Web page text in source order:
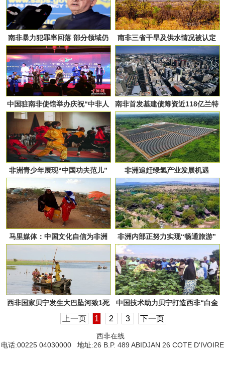
南非暴力犯罪率回落 部分领域仍
面临挑战
南非三省干旱及供水情况被认定
为国家灾难
中国驻南非使馆举办庆祝“中非人
文交流年”开幕活动
南非首发基建债筹资近118亿兰特
非洲青少年展现“中国功夫范儿” 非洲追赶绿氢产业发展机遇
马里媒体：中国文化自信为非洲
摆脱殖民枷锁提供启示
非洲内部正努力实现“畅通旅游”
西非国家贝宁发生大巴坠河致1死
44失踪
中国技术助力贝宁打造西非“白金
之国”
上一页 1 2 3 下一页
西非在线
电话:00225 04030000 地址:26 B.P. 489 ABIDJAN 26 COTE D'IVOIRE